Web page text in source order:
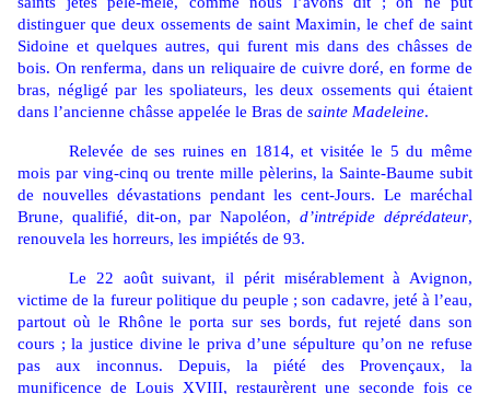
distinguer que deux ossements de saint Maximin, le chef de saint
Sidoine et quelques autres, qui furent mis dans des châsses de
bois. On renferma, dans un reliquaire de cuivre doré, en forme de
bras, négligé par les spoliateurs, les deux ossements qui étaient
dans l’ancienne châsse appelée le Bras de sainte Madeleine.
Relevée de ses ruines en 1814, et visitée le 5 du même
mois par ving-cinq ou trente mille pèlerins, la Sainte-Baume subit
de nouvelles dévastations pendant les cent-Jours. Le maréchal
Brune, qualifié, dit-on, par Napoléon,d’intrépide déprédateur,
renouvela les horreurs, les impiétés de 93.
Le 22 août suivant, il périt misérablement à Avignon,
victime de la fureur politique du peuple ; son cadavre, jeté à l’eau,
partout où le Rhône le porta sur ses bords, fut rejeté dans son
cours ; la justice divine le priva d’une sépulture qu’on ne refuse
pas aux inconnus. Depuis, la piété des Provençaux, la
munificence de Louis XVIII, restaurèrent une seconde fois ce